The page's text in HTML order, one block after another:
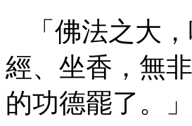
「佛法之大
經、坐香，無
的功德罷了。」